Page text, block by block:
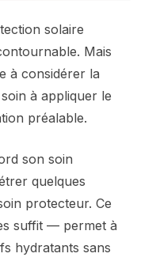
solaire
Mais
à considérer la
à appliquer le
préalable.
son soin
quelques
protecteur. Ce
suffit — permet à
hydratants sans